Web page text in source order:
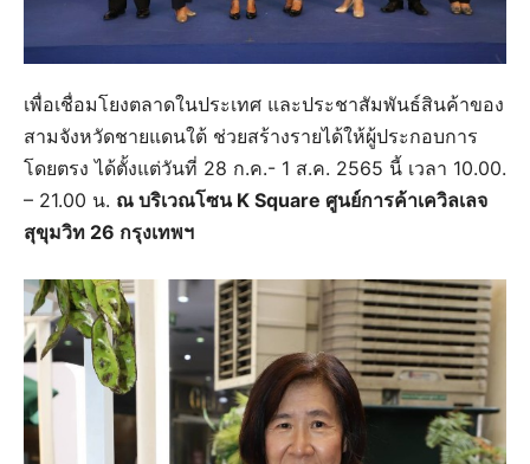
เพื่อเชื่อมโยงตลาดในประเทศ และประชาสัมพันธ์สินค้าของ
สามจังหวัดชายแดนใต้ ช่วยสร้างรายได้ให้ผู้ประกอบการ
โดยตรง ได้ตั้งแต่วันที่ 28 ก.ค.- 1 ส.ค. 2565 นี้ เวลา 10.00.
– 21.00 น. ณ บริเวณโซน K Square ศูนย์การค้าเควิลเลจ
สุขุมวิท 26 กรุงเทพฯ